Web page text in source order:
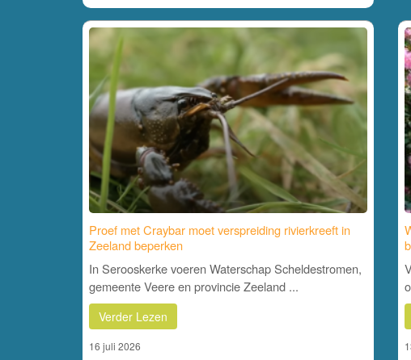
Proef met Craybar moet verspreiding rivierkreeft in
Zeeland beperken
In Serooskerke voeren Waterschap Scheldestromen,
gemeente Veere en provincie Zeeland ...
Verder Lezen
16 juli 2026